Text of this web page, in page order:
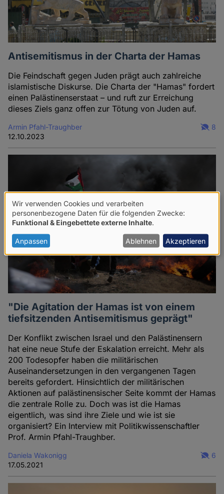
Antisemitismus in der Charta der Hamas
Die Feindschaft gegen Juden prägt auch zahlreiche
islamistische Diskurse. Die Charta der "Hamas" fordert
einen Palästinenserstaat – und ruft zur Erreichung
dieses Ziels ganz offen zur Tötung von Juden auf.
Armin Pfahl-Traughber
12.10.2023
8
"Die Agitation der Hamas ist von einem
tiefsitzenden Antisemitismus geprägt"
Der Konflikt zwischen Israel und den Palästinensern
hat eine neue Stufe der Eskalation erreicht. Mehr als
200 Todesopfer haben die militärischen
Auseinandersetzungen in den vergangenen Tagen
bereits gefordert. Hinsichtlich der militärischen
Aktionen auf palästinensischer Seite kommt der Hamas
die zentrale Rolle zu. Doch was ist die Hamas
eigentlich, was sind ihre Ziele und wie ist sie
organisiert? Ein Interview mit Politikwissenschaftler
Prof. Armin Pfahl-Traughber.
Daniela Wakonigg
17.05.2021
6
Verwendung
von
personenbezogenen
Daten
und
Cookies
Wir verwenden Cookies und verarbeiten
personenbezogene Daten für die folgenden Zwecke:
Funktional & Eingebettete externe Inhalte.
Anpassen Ablehnen Akzeptieren